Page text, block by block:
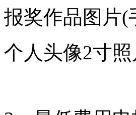
报奖作品图片(
个人头像2寸照